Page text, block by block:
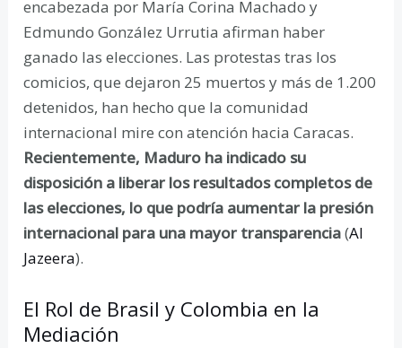
encabezada por María Corina Machado y
Edmundo González Urrutia afirman haber
ganado las elecciones. Las protestas tras los
comicios, que dejaron 25 muertos y más de 1.200
detenidos, han hecho que la comunidad
internacional mire con atención hacia Caracas.
Recientemente, Maduro ha indicado su
disposición a liberar los resultados completos de
las elecciones, lo que podría aumentar la presión
internacional para una mayor transparencia(Al
Jazeera).
El Rol de Brasil y Colombia en la
Mediación